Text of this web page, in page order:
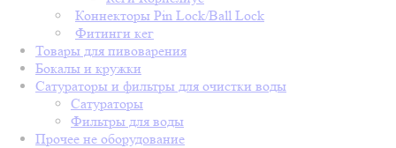
Коннекторы Pin Lock/Ball Lock
Фитинги кег
Товары для пивоварения
Бокалы и кружки
Сатураторы и фильтры для очистки воды
Сатураторы
Фильтры для воды
Прочее не оборудование